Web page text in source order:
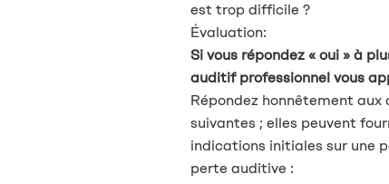
est trop difficile ?
Évaluation:
Si vous répondez « oui » à
auditif professionnel vous
Répondez honnêtement aux
suivantes ; elles peuvent
indications initiales sur une
perte auditive :